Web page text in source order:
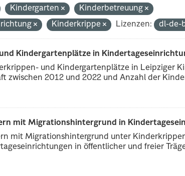
Kindergarten
Kinderbetreuung
Kinderkrippe Lizenzen: dl-de-
Kindergartenplätze in
und Kindergartenplätze in Leipziger
zwischen 2012 und 2022 und Anzahl der
mit Migrationshintergrund in
mit Migrationshintergrund unter
in öffentlicher und freier